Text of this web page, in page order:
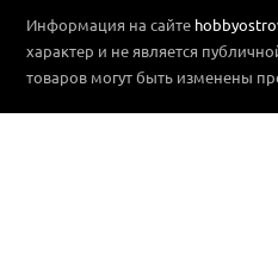
Информация на сайте
характер и не является
товаров могут быть изменены